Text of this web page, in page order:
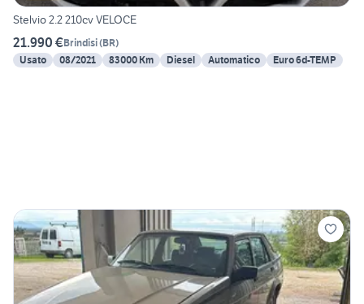
Stelvio 2.2 210cv VELOCE
21.990 €Brindisi(BR)
Usato
08/2021 83000 Km Diesel Automatico Euro 6d-TEMP